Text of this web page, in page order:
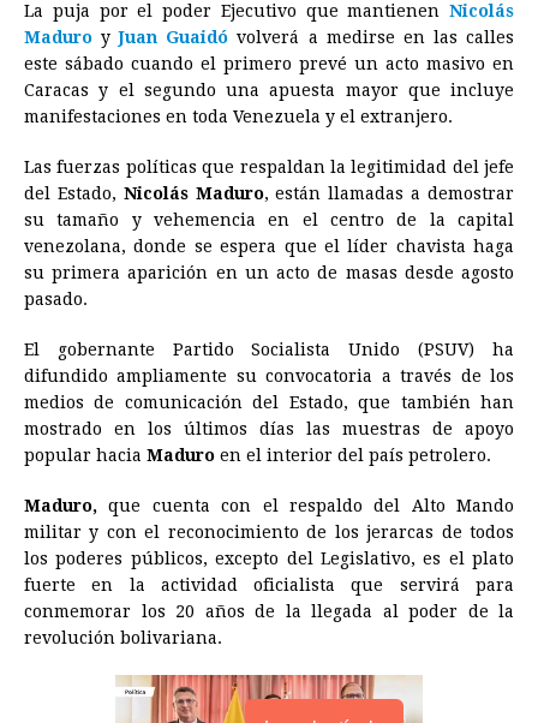
c
e
b
o
o
k
s
s
e
n
g
e
a
t
s
A
p
p
r
e
a
d
s
n
t
e
r
e
s
n
k
e
d
I
n
a
i
l
i
n
t
p
y
L
n
k
La puja por el poder Ejecutivo que mantienen Nicolás
Maduro yJuan Guaidó volverá a medirse en las calles
este sábado cuando el primero prevé un acto masivo en
Caracas y el segundo una apuesta mayor que incluye
manifestaciones en toda Venezuela y el extranjero.
Las fuerzas políticas que respaldan la legitimidad del jefe
del Estado, Nicolás Maduro, están llamadas a demostrar
su tamaño y vehemencia en el centro de la capital
venezolana, donde se espera que el líder chavista haga
su primera aparición en un acto de masas desde agosto
pasado.
El gobernante Partido Socialista Unido (PSUV) ha
difundido ampliamente su convocatoria a través de los
medios de comunicación del Estado, que también han
mostrado en los últimos días las muestras de apoyo
popular hacia Maduro en el interior del país petrolero.
Maduro, que cuenta con el respaldo del Alto Mando
militar y con el reconocimiento de los jerarcas de todos
los poderes públicos, excepto del Legislativo, es el plato
fuerte en la actividad oficialista que servirá para
conmemorar los 20 años de la llegada al poder de la
revolución bolivariana.